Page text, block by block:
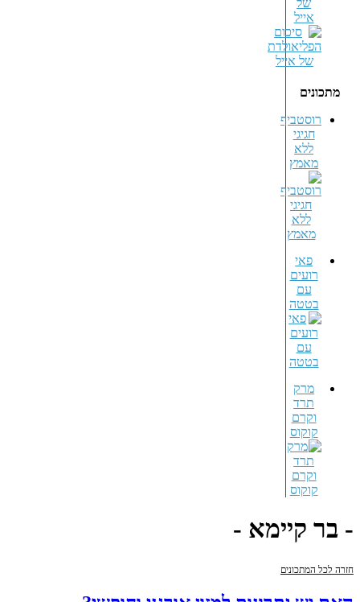
אייל
מתכונים
רוסטביף
חגיגי
ללא
מאמץ
פאי
רועים
עם
בטטה
מרק
תרד
וקרם
קוקוס
- בר קיימא -
חזרה לכל המתכונים